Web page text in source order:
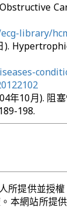
library/
年10月). 阻
198.
所提供並授
本網站所提